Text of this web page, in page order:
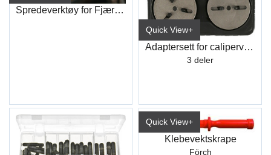
Spredeverktøy for Fjærbeinsklemmer
Quick View+
Adaptersett for caliperverktøy FÖRCH
3 deler
Quick View+
Klebevektskrape
Förch